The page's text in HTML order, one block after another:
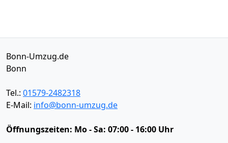
Bonn-Umzug.de
Bonn
Tel.: 01579-2482318
E-Mail: info@bonn-umzug.de
Öffnungszeiten: Mo - Sa: 07:00 - 16:00 Uhr